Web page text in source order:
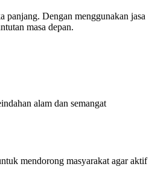
panjang. Dengan menggunakan jasa
masa depan.
alam dan semangat
mendorong masyarakat agar aktif